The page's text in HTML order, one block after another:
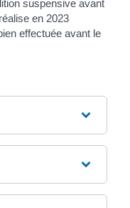
suspensive avant
en 2023
effectuée avant le